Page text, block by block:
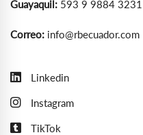
Guayaquil: 593 9 9884 3231
Correo: info@rbecuador.com
Linkedin
Instagram
TikTok